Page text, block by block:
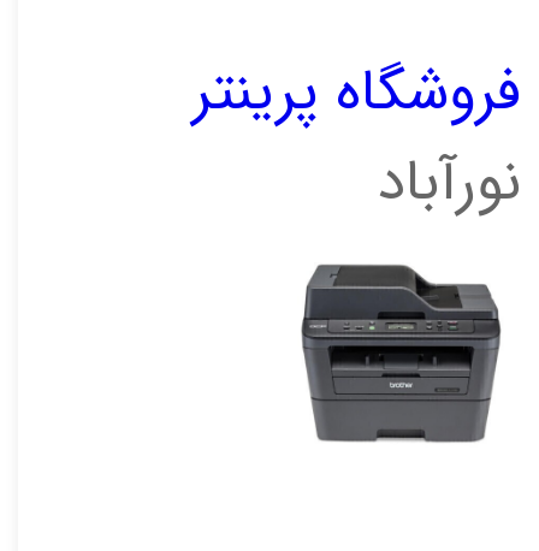
فروشگاه پرینتر
نورآباد